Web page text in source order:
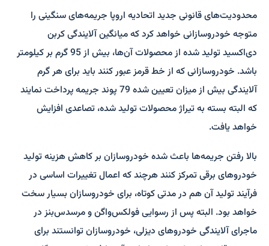
محدودیت‌های قانونی جدید اتحادیه اروپا جریمه‌های سنگینی را
متوجه خودروسازانی خواهد کرد که میانگین آلایندگی کربن
دی‌اکسید تولید شده از محصولات آن‌ها، بیش از 95 گرم بر کیلومتر
باشد. خودروسازانی که از خط قرمز عبور کنند باید برای هر گرم
آلایندگی بیش از میزان تعیین شده 79 پوند جریمه پرداخت نمایند
که البته بسته به تیراژ محصولات تولید شده، تصاعدی افزایش
خواهد یافت.
بالا رفتن جریمه‌ها باعث شده خودروسازان بر کاهش هزینه تولید
خودروهای برقی تمرکز کنند هرچند که اعمال تغییرات اساسی در
فرآیند تولید آن هم در مدتی کوتاه، برای خودروسازان بسیار سخت
خواهد بود. البته پس از رسوایی فولکس‌واگن و مرسدس‌بنز در
ماجرای آلایندگی خودروهای دیزلی، خودروسازان توانستند برای